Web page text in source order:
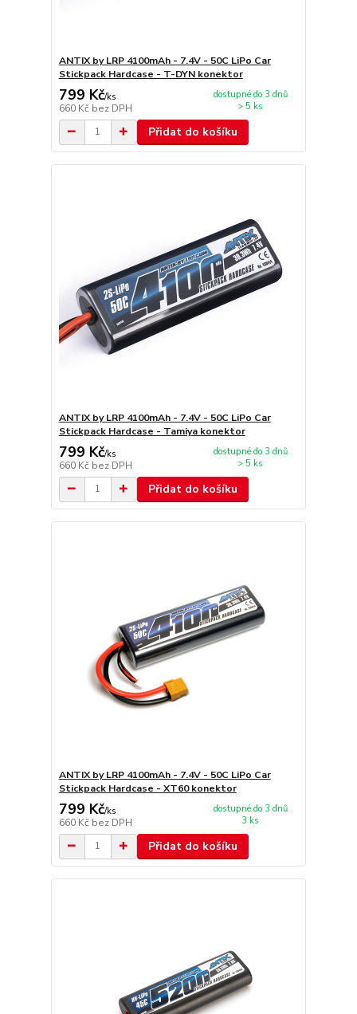
ANTIX by LRP 4100mAh - 7.4V - 50C LiPo Car
Stickpack Hardcase - T-DYN konektor
799 Kč/ks
660 Kč bez DPH
dostupné do 3 dnů
> 5 ks
Přidat do košíku
ANTIX by LRP 4100mAh - 7.4V - 50C LiPo Car
Stickpack Hardcase - Tamiya konektor
799 Kč/ks
660 Kč bez DPH
dostupné do 3 dnů
> 5 ks
Přidat do košíku
ANTIX by LRP 4100mAh - 7.4V - 50C LiPo Car
Stickpack Hardcase - XT60 konektor
799 Kč/ks
660 Kč bez DPH
dostupné do 3 dnů
3 ks
Přidat do košíku